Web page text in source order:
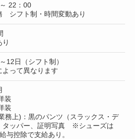
22：00
シフト制・時間変動あり
12日（シフト制）
って異なります
装
装
務上)：黒のパンツ（スラックス・デ
タッパー、証明写真 ※シューズは
与控除で支給あり。